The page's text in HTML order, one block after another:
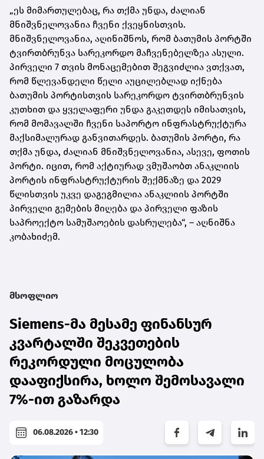
„ეს მიმართულებაც, რა თქმა უნდა, ძალიან
მნიშვნელოვანია ჩვენი ქვეყნისთვის.
მნიშვნელოვანია, აღინიშნოს, რომ ბათუმის პორტში
ტვირთბრუნვა სარეკორდო მაჩვენებელზეა ასული.
პირველი 7 თვის მონაცემებით შეგვიძლია ვთქვათ,
რომ წლევანდელი წელი აუცილებლად იქნება
ბათუმის პორტისთვის სარეკორდო ტვირთბრუნვის
კუთხით და ყველაფერი უნდა გაკეთდეს იმისათვის,
რომ მომავალში ჩვენი საპორტო ინფრასტრუქტურა
მაქსიმალურად განვითარდეს. ბათუმის პორტი, რა
თქმა უნდა, ძალიან მნიშვნელოვანია, ასევე, ფოთის
პორტი. იცით, რომ აქტიურად ვმუშაობთ ანაკლიის
პორტის ინფრასტრუქტურის შექმნაზე და 2029
წლისთვის უკვე დაგეგმილია ანაკლიის პორტში
პირველი გემების მიღება და პირველი ფაზის
საპროექტო სამუშაოების დასრულება“, – აღნიშნა
კობახიძემ.
მსოფლიო
Siemens-მა მესამე ფინანსურ
კვარტალში შეკვეთების
რეკორდული მოცულობა
დააფიქსირა, ხოლო შემოსავალი
7%-ით გაზარდა
06.08.2026 • 12:30